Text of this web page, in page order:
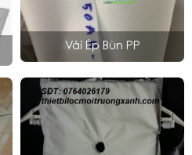
Vải Ép Bùn PP